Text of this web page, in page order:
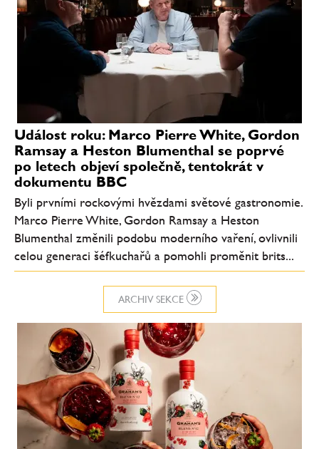
ARCHIV SEKCE
Událost roku: Marco Pierre White, Gordon
Ramsay a Heston Blumenthal se poprvé
po letech objeví společně, tentokrát v
dokumentu BBC
Byli prvními rockovými hvězdami světové gastronomie.
Marco Pierre White, Gordon Ramsay a Heston
Blumenthal změnili podobu moderního vaření, ovlivnili
celou generaci šéfkuchařů a pomohli proměnit brits...